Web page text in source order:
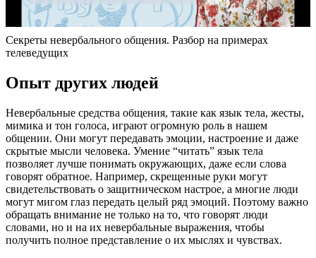
Секреты невербального общения. Разбор на примерах
телеведущих
Опыт других людей
Невербальные средства общения, такие как язык тела, жесты,
мимика и тон голоса, играют огромную роль в нашем
общении. Они могут передавать эмоции, настроение и даже
скрытые мысли человека. Умение “читать” язык тела
позволяет лучше понимать окружающих, даже если слова
говорят обратное. Например, скрещенные руки могут
свидетельствовать о защитническом настрое, а многие люди
могут мигом глаз передать целый ряд эмоций. Поэтому важно
обращать внимание не только на то, что говорят люди
словами, но и на их невербальные выражения, чтобы
получить полное представление о их мыслях и чувствах.